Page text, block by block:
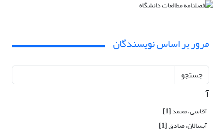
مرور بر اساس نویسندگان
جستجو
آ
آقاسی، محمد[1]
آبسالان، صادق[1]